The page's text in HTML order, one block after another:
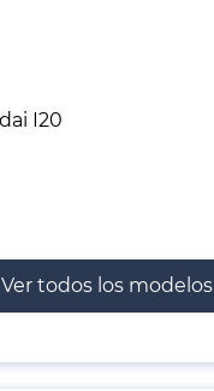
Ver todos los modelos